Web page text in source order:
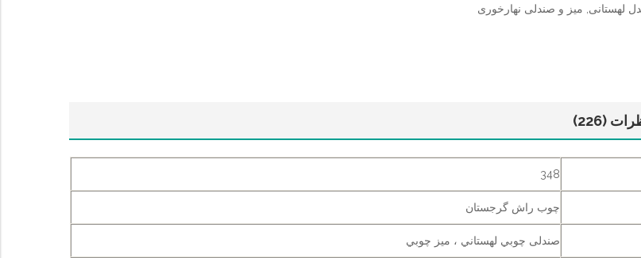
لهستانی میز و صندلی نهارخوری
(226)
348
چوب راش گرجستان
صندلی چوبي لهستاني ، ميز چوبي